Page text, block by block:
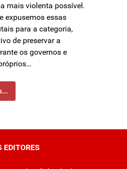
mais violenta possível.
expusemos essas
para a categoria,
de preservar a
os governos e
EDITORES